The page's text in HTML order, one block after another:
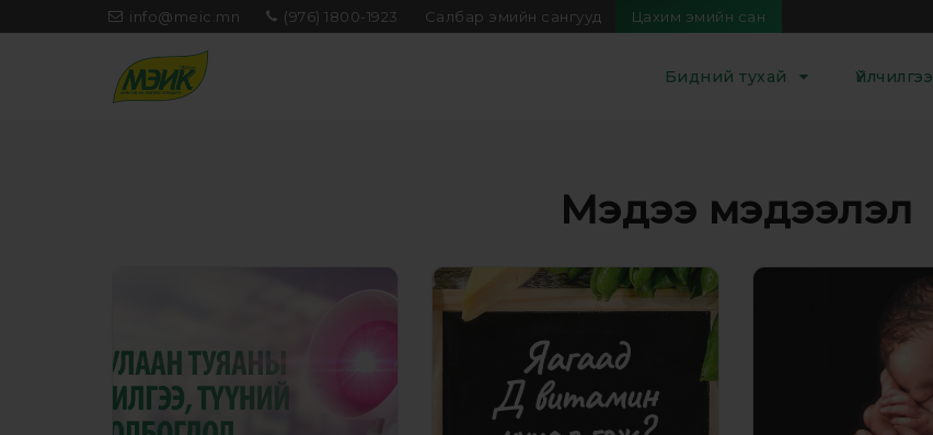
info@meic.mn (976) 1800-1923 Салбар эмийн сангууд Цахим эмийн сан
Бидний тухай Үйлчилгээ
Мэдээ мэдээлэл